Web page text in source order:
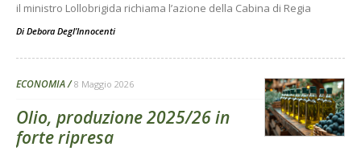
il ministro Lollobrigida richiama l’azione della Cabina di Regia
Di Debora Degl’Innocenti
ECONOMIA 8 Maggio 2026
Olio, produzione 2025/26 in
forte ripresa